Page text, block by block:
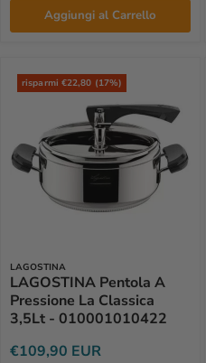
Aggiungi al Carrello
risparmi €22,80 (17%)
LAGOSTINA
LAGOSTINA Pentola A
Pressione La Classica
3,5Lt - 010001010422
€109,90 EUR